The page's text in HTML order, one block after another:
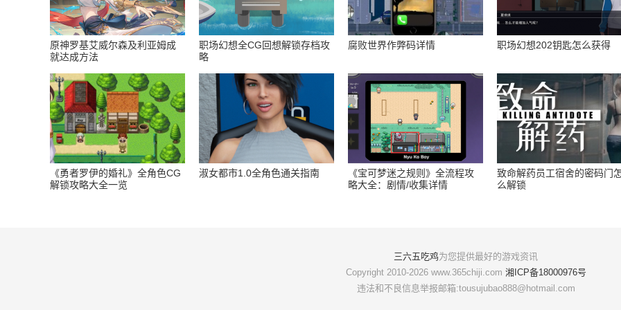
原神罗基艾威尔森及利亚姆成
就达成方法
职场幻想全CG回想解锁存档攻
略
腐败世界作弊码详情 职场幻想202钥匙怎么获得
《勇者罗伊的婚礼》全角色CG
解锁攻略大全一览
淑女都市1.0全角色通关指南
《宝可梦迷之规则》全流程攻
略大全：剧情/收集详情
致命解药员工宿舍的密码门
么解锁
三六五吃鸡为您提供最好的游戏资讯
Copyright 2010-2026 www.365chiji.com 湘ICP备18000976号
违法和不良信息举报邮箱:tousujubao888@hotmail.com